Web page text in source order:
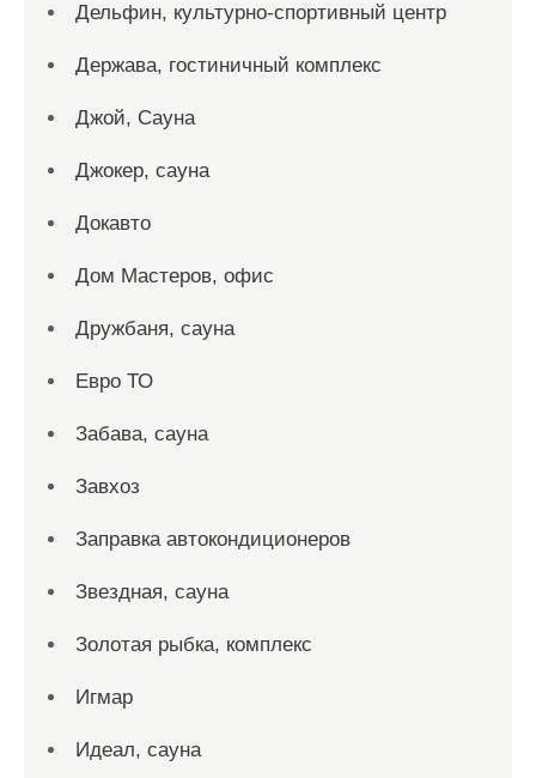
Дельфин, культурно-спортивный центр
Держава, гостиничный комплекс
Джой, Сауна
Джокер, сауна
Докавто
Дом Мастеров, офис
Дружбаня, сауна
Евро ТО
Забава, сауна
Завхоз
Заправка автокондиционеров
Звездная, сауна
Золотая рыбка, комплекс
Игмар
Идеал, сауна